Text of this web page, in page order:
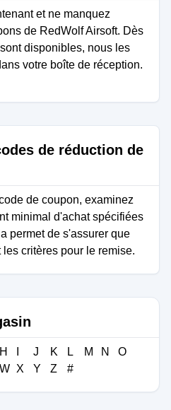
et ne manquez
de RedWolf Airsoft. Dès
disponibles, nous les
votre boîte de réception.
de réduction de
de coupon, examinez
minimal d'achat spécifiées
permet de s'assurer que
critères pour le remise.
H J K L M N
O
W X Y Z #